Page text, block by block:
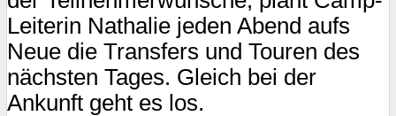
Leiterin Nathalie jeden Abend aufs
Neue die Transfers und Touren des
nächsten Tages. Gleich bei der
Ankunft geht es los.